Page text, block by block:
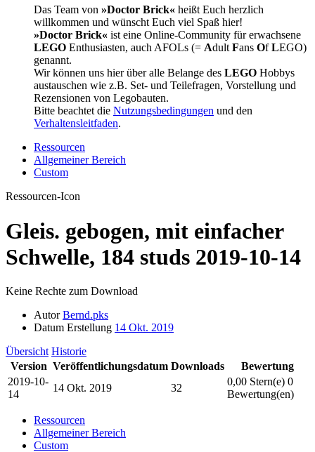
Das Team von »Doctor Brick« heißt Euch herzlich
willkommen und wünscht Euch viel Spaß hier!
»Doctor Brick« ist eine Online-Community für erwachsene
LEGO Enthusiasten, auch AFOLs (= Adult Fans OfLEGO)
genannt.
Wir können uns hier über alle Belange des LEGO Hobbys
austauschen wie z.B. Set- und Teilefragen, Vorstellung und
Rezensionen von Legobauten.
Bitte beachtet die Nutzungsbedingungen und den
Verhaltensleitfaden.
Ressourcen
Allgemeiner Bereich
Custom
Ressourcen-Icon
Gleis. gebogen, mit einfacher
Schwelle, 184 studs 2019-10-14
Keine Rechte zum Download
Autor Bernd.pks
Datum Erstellung 14 Okt. 2019
Übersicht Historie
Version Veröffentlichungsdatum Downloads
Bewertung
2019-10-
14
14 Okt. 2019 32
0,00 Stern(e) 0
Bewertung(en)
Ressourcen
Allgemeiner Bereich
Custom